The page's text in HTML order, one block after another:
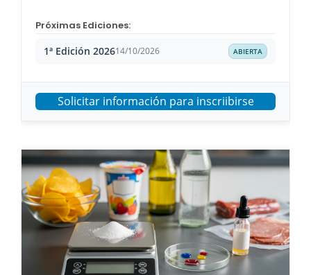
Próximas Ediciones:
1ª Edición 202614/10/2026 ABIERTA
Solicitar información para inscriibirse